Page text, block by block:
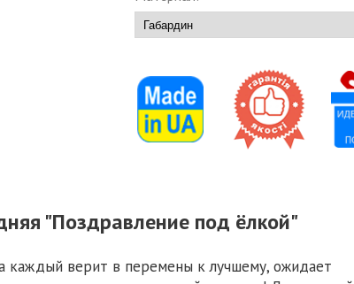
"Поздравление под ёлкой"
каждый верит в перемены к лучшему, ожидает